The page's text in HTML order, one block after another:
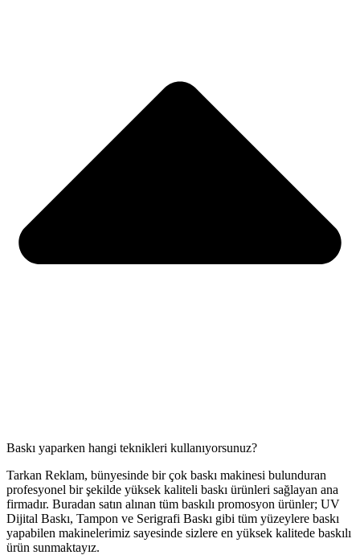
Baskı yaparken hangi teknikleri kullanıyorsunuz?
Tarkan Reklam, bünyesinde bir çok baskı makinesi bulunduran
profesyonel bir şekilde yüksek kaliteli baskı ürünleri sağlayan ana
firmadır. Buradan satın alınan tüm baskılı promosyon ürünler; UV
Dijital Baskı, Tampon ve Serigrafi Baskı gibi tüm yüzeylere baskı
yapabilen makinelerimiz sayesinde sizlere en yüksek kalitede baskılı
ürün sunmaktayız.